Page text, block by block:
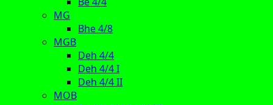
MG
Bhe 4/8
MGB
Deh 4/4
Deh 4/4 I
Deh 4/4 II
MOB